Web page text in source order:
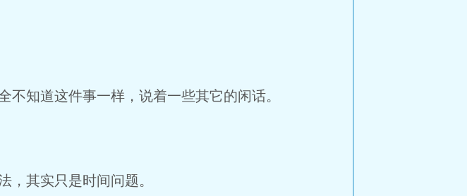
知道这件事一样，说着一些其它的闲话。
其实只是时间问题。